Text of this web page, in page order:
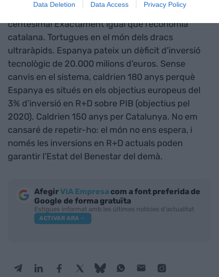
Data Deletion Data Access Privacy Policy
any una centèsima la seva inversió en R+D. Una
centèsima! Exactament igual que l’economia
catalana. Tortugues en el món dels dracs
ultraràpids. Espanya pateix un dèficit d’inversió
tecnològic de 20.000 milions d'euros. Sense
canvis en el sistema, caldrien 180 anys perquè
Espanya es situés en els objectius europeus del
3% d’inversió en R+D sobre PIB (objectius pel
2020). Caldrien 150 anys per Catalunya. No em
cansaré de repetir-ho: el món no ens espera, i
només les inversions en R+D actuals poden
garantir l’Estat del Benestar del demà.
AfegirVIA Empresa com a font preferida de
Google de forma gratuïta
Estigues informat amb les últimes notícies d'actualitat
ACTIVAR ARA